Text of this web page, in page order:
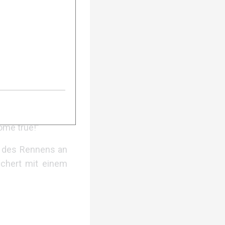
schließlich in
mit einer
true!”
Rennens an
mit einem